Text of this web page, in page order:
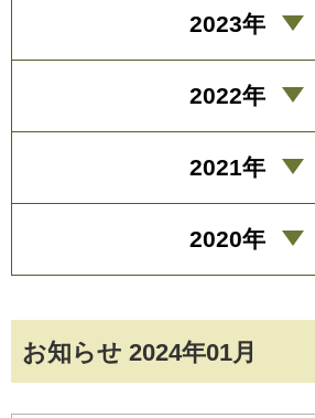
お知らせ 2024年01月
2023年
2022年
2021年
2020年